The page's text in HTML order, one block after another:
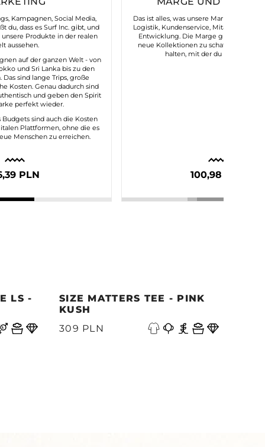
Kampagnen, Social Media,
du, dass es Surf Inc. gibt, und
Produkte in der realen
aussehen.
auf der ganzen Welt - von
und Sri Lanka bis zu den
Das sind lange Trips, große
Kosten. Genau dadurch sind
und geben den Spirit
perfekt wieder.
Budgets sind auch die Kosten
Plattformen, ohne die es
Menschen zu erreichen.
PLN
Das ist alles, was unsere Marke am
Logistik, Kundenservice, Mitarbeitende,
Entwicklung. Die Marge gibt uns die
neue Kollektionen zu schaffen und die
halten, mit der du uns
100,98 PLN
LS -
SIZE MATTERS TEE - PINK
KUSH
309 PLN